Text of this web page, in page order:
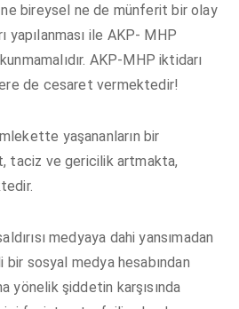
ne bireysel ne de münferit bir olay
yapılanması ile AKP- MHP
AKP-MHP iktidarı
de cesaret vermektedir!
yaşananların bir
taciz ve gericilik artmakta,
medyaya dahi yansımadan
bir sosyal medya hesabından
yönelik şiddetin karşısında